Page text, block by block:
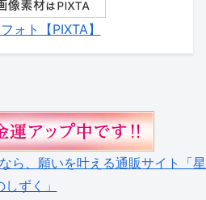
ォト【PIXTA】
ら、願いを叶える通販サイト「星
しずく」